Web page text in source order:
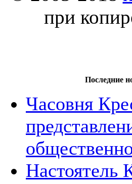
при
Последние
Часовня
Настоятель